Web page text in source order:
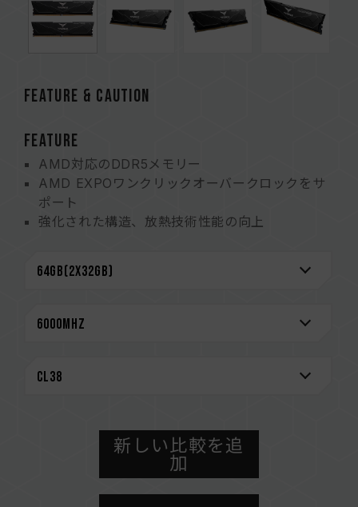
FEATURE & CAUTION
FEATURE
AMD対応のDDR5メモリー
AMD EXPOワンクリックオーバークロックをサ
ポート
強化された構造、放熱技術性能の向上
オンダイECC機能が内蔵され、システムの安定性
厳選された高品質のIC、安定性と信頼性をもたら
CAUTION
メモリを購入する前に、マザーボードメーカーの
QVL（互換性リスト）をご参照ください。
メモリの最大動作周波数は、システムのBIOS設
定、マザーボード、およびCPUの互換性によって
新しい比較を追
加